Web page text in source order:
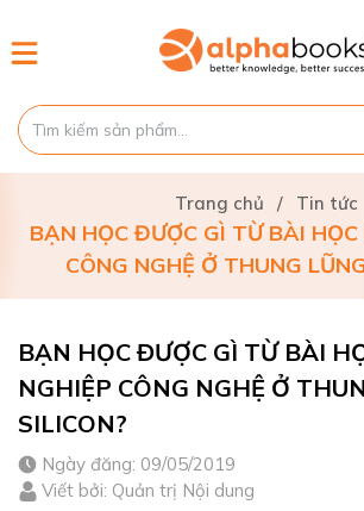
Trang chủ / Tin tức
BẠN HỌC ĐƯỢC GÌ TỪ BÀI HỌC
CÔNG NGHỆ Ở THUNG
BẠN HỌC ĐƯỢC GÌ TỪ BÀI
NGHIỆP CÔNG NGHỆ Ở
SILICON?
Ngày đăng: 09/05/2019
Viết bởi: Quản trị Nội dung